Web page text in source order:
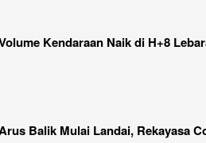
Bobotoh Jaga
Kendaraan Naik di H+8
Balik Mulai Landai, Rekayasa